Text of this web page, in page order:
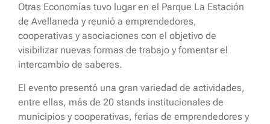
Otras Economías tuvo lugar en el Parque La Estación
de Avellaneda y reunió a emprendedores,
cooperativas y asociaciones con el objetivo de
visibilizar nuevas formas de trabajo y fomentar el
intercambio de saberes.
El evento presentó una gran variedad de actividades,
entre ellas, más de 20 stands institucionales de
municipios y cooperativas, ferias de emprendedores y